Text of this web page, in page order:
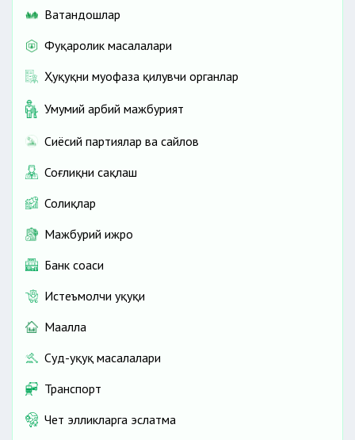
Ватандошлар
Фуқаролик масалалари
Ҳуқуқни муҳофаза қилувчи органлар
Умумий ҳарбий мажбурият
Сиёсий партиялар ва сайлов
Соғлиқни сақлаш
Солиқлар
Мажбурий ижро
Банк соҳаси
Истеъмолчи ҳуқуқи
Маҳалла
Суд-ҳуқуқ масалалари
Транспорт
Чет элликларга эслатма